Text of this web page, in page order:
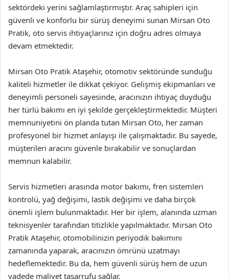
sektördeki yerini sağlamlaştırmıştır. Araç sahipleri için
güvenli ve konforlu bir sürüş deneyimi sunan Mirsan Oto
Pratik, oto servis ihtiyaçlarınız için doğru adres olmaya
devam etmektedir.
Mirsan Oto Pratik Ataşehir, otomotiv sektöründe sunduğu
kaliteli hizmetler ile dikkat çekiyor. Gelişmiş ekipmanları ve
deneyimli personeli sayesinde, aracınızın ihtiyaç duyduğu
her türlü bakımı en iyi şekilde gerçekleştirmektedir. Müşteri
memnuniyetini ön planda tutan Mirsan Oto, her zaman
profesyonel bir hizmet anlayışı ile çalışmaktadır. Bu sayede,
müşterileri aracını güvenle bırakabilir ve sonuçlardan
memnun kalabilir.
Servis hizmetleri arasında motor bakımı, fren sistemleri
kontrolü, yağ değişimi, lastik değişimi ve daha birçok
önemli işlem bulunmaktadır. Her bir işlem, alanında uzman
teknisyenler tarafından titizlikle yapılmaktadır. Mirsan Oto
Pratik Ataşehir, otomobilinizin periyodik bakımını
zamanında yaparak, aracınızın ömrünü uzatmayı
hedeflemektedir. Bu da, hem güvenli sürüş hem de uzun
vadede maliyet tasarrufu sağlar.